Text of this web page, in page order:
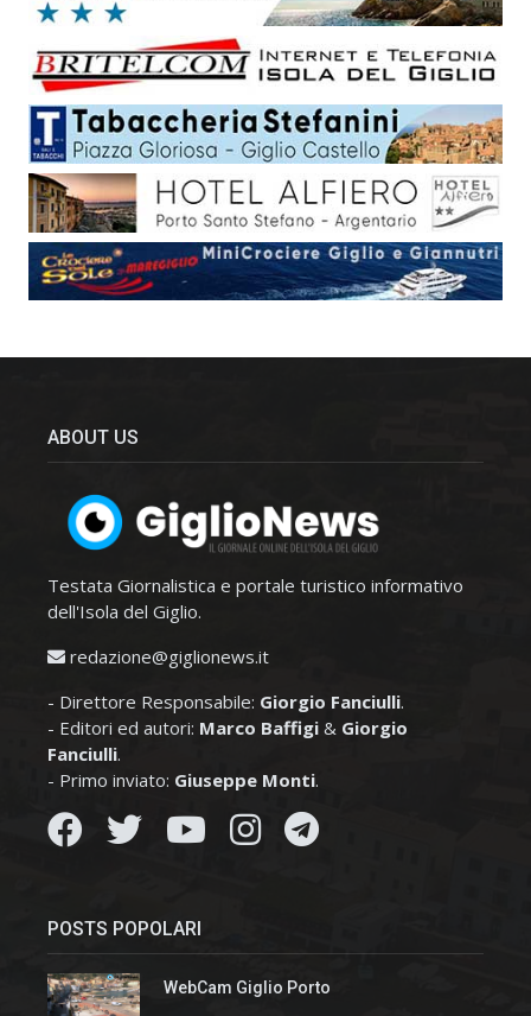
ABOUT US
Testata Giornalistica e portale turistico informativo
dell'Isola del Giglio.
redazione@giglionews.it
- Direttore Responsabile: Giorgio Fanciulli.
- Editori ed autori: Marco Baffigi & Giorgio
Fanciulli.
- Primo inviato: Giuseppe Monti.
POSTS POPOLARI
WebCam Giglio Porto